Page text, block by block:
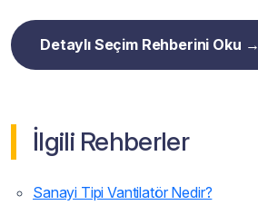
Detaylı Seçim Rehberini Oku →
İlgili Rehberler
Sanayi Tipi Vantilatör Nedir?